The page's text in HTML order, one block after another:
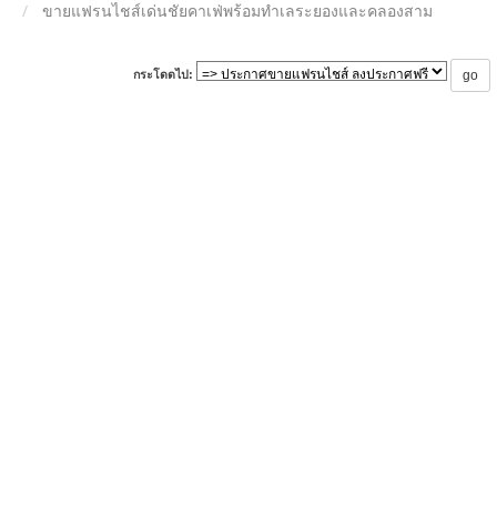
ขายแฟรนไชส์เด่นชัยคาเฟ่พร้อมทำเลระยองและคลองสาม
กระโดดไป: